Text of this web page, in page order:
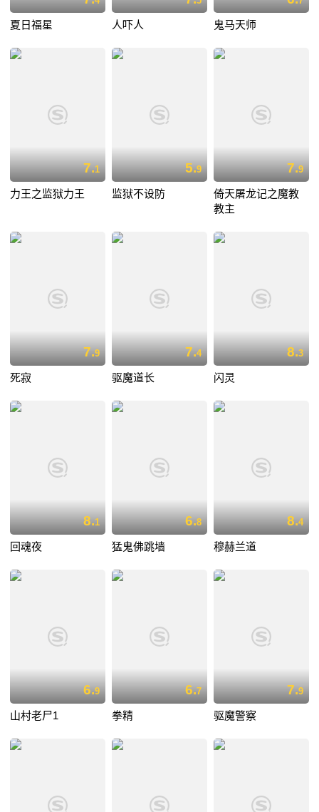
夏日福星 人吓人 鬼马天师
7.1
力王之监狱力王
5.9
监狱不设防
7.9
倚天屠龙记之魔教
教主
7.9
死寂
7.4
驱魔道长
8.3
闪灵
8.1
回魂夜
6.8
猛鬼佛跳墙
8.4
穆赫兰道
6.9
山村老尸1
6.7
拳精
7.9
驱魔警察